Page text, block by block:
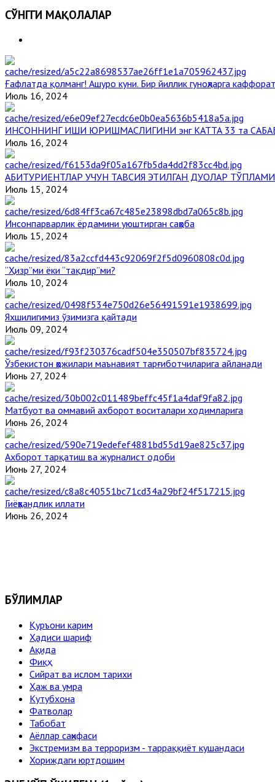
СЎНГГИ МАҚОЛАЛАР
Ғафлатда қолманг! Ашуро куни. Бир йиллик гуноҳларга
Июль 16, 2024
ИНСОННИНГ ИШИ ЮРИШМАСЛИГИНИ энг КАТТА 33 та
Июль 16, 2024
АБИТУРИЕНТЛАР УЧУН ТАВСИЯ ЭТИЛГАН ДУОЛАР ТЎПЛАМИ
Июль 15, 2024
Инсонпарварлик ёрдамини уюштирган саҳоба
Июль 15, 2024
“Ҳизр”ми ёки “тақдир”ми?
Июль 10, 2024
Яхшилигимиз ўзимизга қайтади
Июль 09, 2024
Ўзбекистон ҳожилари маънавият тарғиботчиларига айланади
Июнь 27, 2024
Матбуот ва оммавий ахборот воситалари ходимларига
Июнь 26, 2024
Ахборот тарқатиш ва журналист одоби
Июнь 27, 2024
Гиёҳвандлик иллати
Июнь 26, 2024
БЎЛИМЛАР
Қуръони карим
Ҳадиси шариф
Ақида
Фиқҳ
Сийрат ва ислом тарихи
Ҳаж ва умра
Кутубхона
Фатволар
Табобат
Аёллар саҳифаси
Экстремизм ва терроризм - тарраққиёт кушандаси
Хориждаги юртдошим